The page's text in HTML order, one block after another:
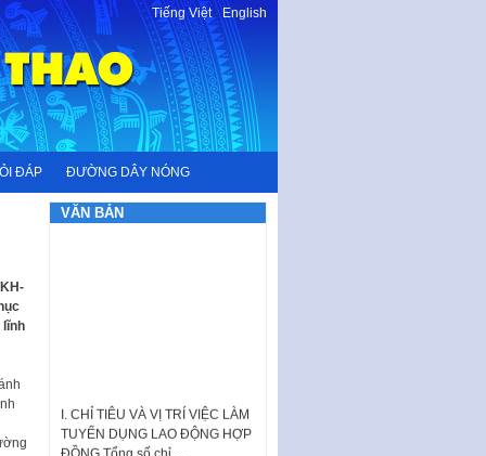
Tiếng Việt-English
ĐÁP ĐƯỜNG DÂY NÓNG
lĩnh
VĂN BẢN
TUYỂN DỤNG LAO ĐỘNG HỢP
ĐỒNG Tổng số chỉ…